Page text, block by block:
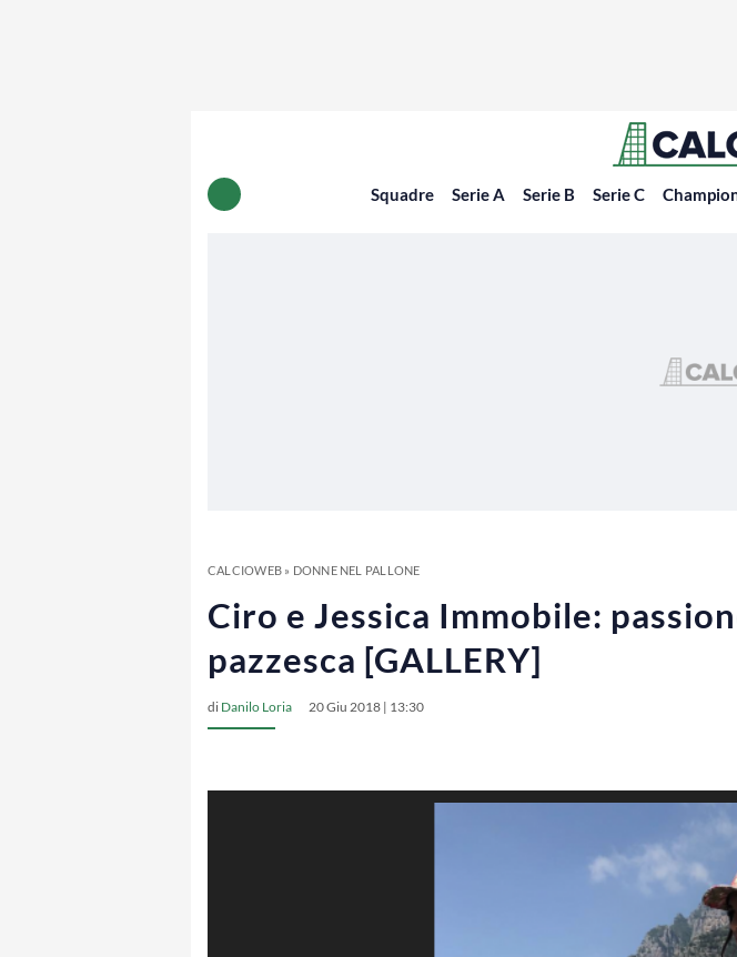
Squadre Serie A Serie B Serie C
CALCIOWEB» DONNE NEL PALLONE
Ciro e Jessica Immobile:
pazzesca [GALLERY]
di Danilo Loria 20 Giu 2018 | 13:30